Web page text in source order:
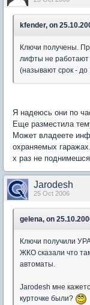
kfender, on
Ключи получены.
лифты не работают
(называют срок - до
Я надеюсь они по
Еще разместила
Может владеете
охраняемых
х раз не
Jarodesh
25 Oct 2006
gelena, on
Ключи получили
ЖКО сказали что
автоматы.
Jarodesh мне
курточке были?